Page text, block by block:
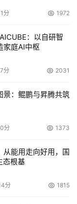
分 1972
：以自研智
家庭AI中枢
分 2031
景：鲲鹏与昇腾共筑
分 1373
从能用走向好用，国
态根基
分 1815